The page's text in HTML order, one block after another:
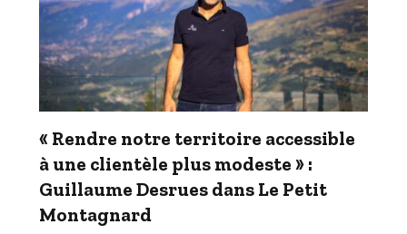
« Rendre notre territoire accessible
à une clientèle plus modeste » :
Guillaume Desrues dans Le Petit
Montagnard